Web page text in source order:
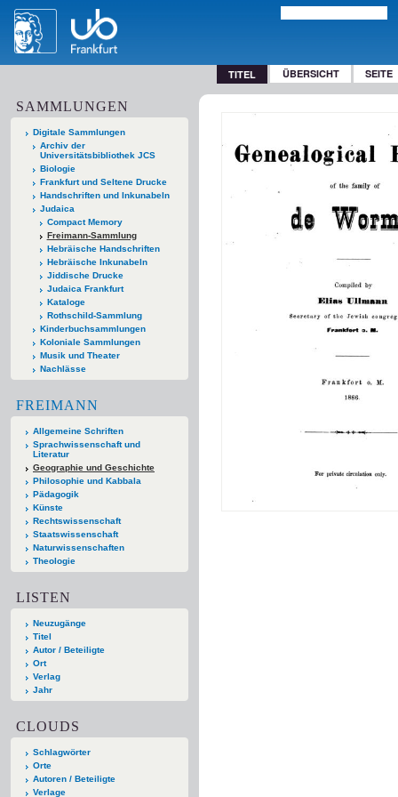
TITEL ÜBERSICHT SEITE
SAMMLUNGEN
Digitale Sammlungen
Archiv der
Universitätsbibliothek JCS
Biologie
Frankfurt und Seltene Drucke
Handschriften und Inkunabeln
Judaica
Compact Memory
Freimann-Sammlung
Hebräische Handschriften
Hebräische Inkunabeln
Jiddische Drucke
Judaica Frankfurt
Kataloge
Rothschild-Sammlung
Kinderbuchsammlungen
Koloniale Sammlungen
Musik und Theater
Nachlässe
FREIMANN
Allgemeine Schriften
Sprachwissenschaft und
Literatur
Geographie und Geschichte
Philosophie und Kabbala
Pädagogik
Künste
Rechtswissenschaft
Staatswissenschaft
Naturwissenschaften
Theologie
LISTEN
Neuzugänge
Titel
Autor / Beteiligte
Ort
Verlag
Jahr
CLOUDS
Schlagwörter
Orte
Autoren / Beteiligte
Verlage